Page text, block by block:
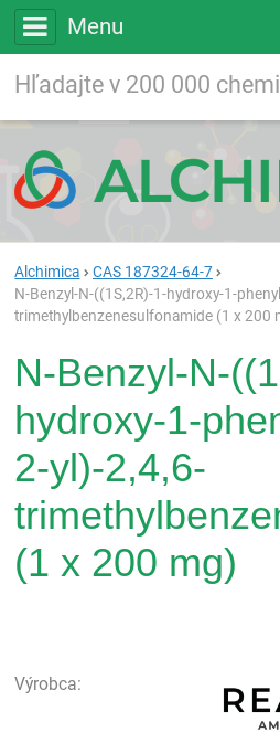
Menu
Vyhľadávanie
Alchimica
CAS 187324-64-7
N-Benzyl-N-((1S,2R)-1-hydroxy-1-
trimethylbenzenesulfonamide (1 x 200
N-Benzyl-N-
hydroxy-1-
2-yl)-2,4,6-
(1 x 200 mg)
Výrobca: